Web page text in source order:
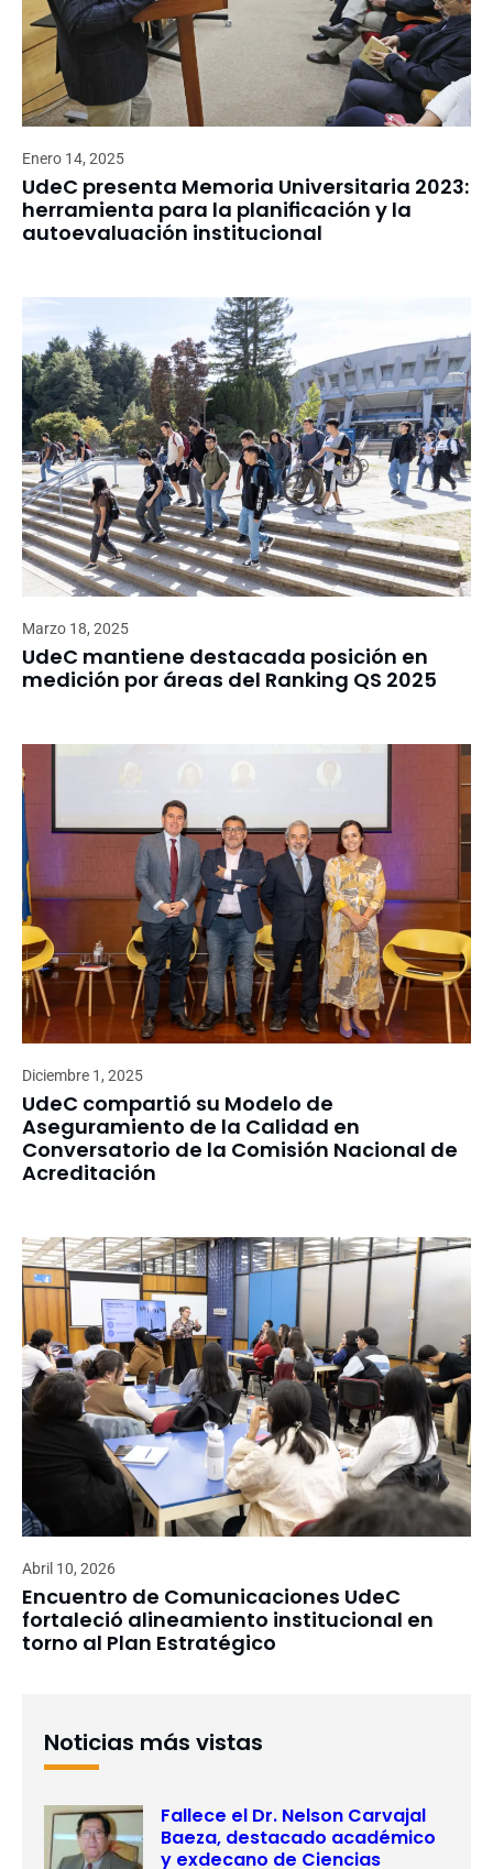
Enero 14, 2025
UdeC presenta Memoria Universitaria 2023:
herramienta para la planificación y la
autoevaluación institucional
Marzo 18, 2025
UdeC mantiene destacada posición en
medición por áreas del Ranking QS 2025
Diciembre 1, 2025
UdeC compartió su Modelo de
Aseguramiento de la Calidad en
Conversatorio de la Comisión Nacional de
Acreditación
Abril 10, 2026
Encuentro de Comunicaciones UdeC
fortaleció alineamiento institucional en
torno al Plan Estratégico
Noticias más vistas
Fallece el Dr. Nelson Carvajal
Baeza, destacado académico
y exdecano de Ciencias